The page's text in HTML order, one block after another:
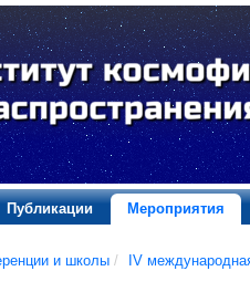
Публикации Мероприятия
и школы / IV